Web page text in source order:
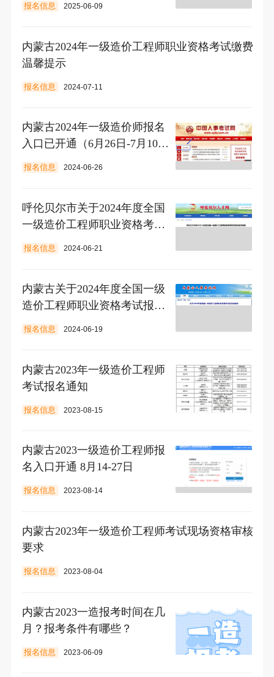
报名信息 2025-06-09
内蒙古2024年一级造价工程师职业资格考试缴费
温馨提示
报名信息 2024-07-11
内蒙古2024年一级造价师报名
入口已开通（6月26日-7月10
日）
报名信息 2024-06-26
呼伦贝尔市关于2024年度全国
一级造价工程师职业资格考试
报名操作指南
报名信息 2024-06-21
内蒙古关于2024年度全国一级
造价工程师职业资格考试报名
的通知
报名信息 2024-06-19
内蒙古2023年一级造价工程师
考试报名通知
报名信息 2023-08-15
内蒙古2023一级造价工程师报
名入口开通 8月14-27日
报名信息 2023-08-14
内蒙古2023年一级造价工程师考试现场资格审核
要求
报名信息 2023-08-04
内蒙古2023一造报考时间在几
月？报考条件有哪些？
报名信息 2023-06-09